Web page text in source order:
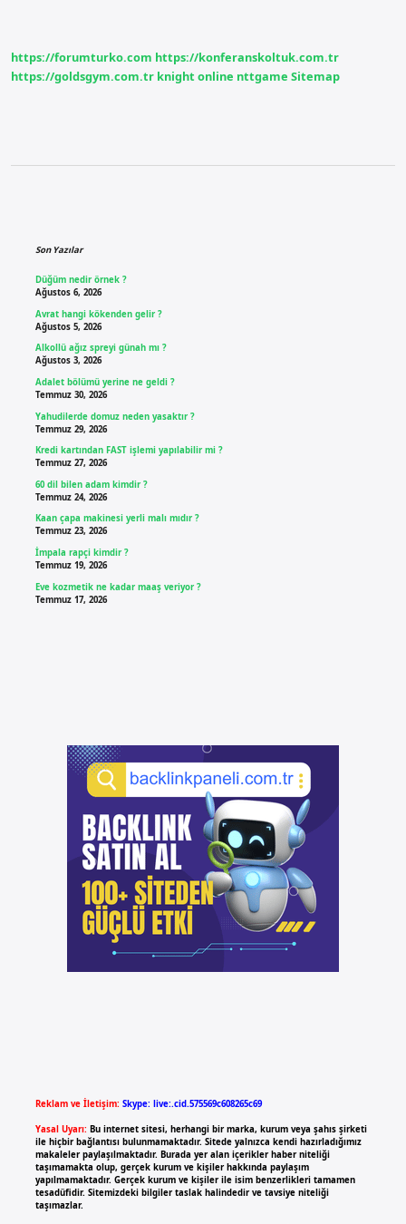
https://forumturko.com https://konferanskoltuk.com.tr
https://goldsgym.com.tr knight online nttgame Sitemap
Son Yazılar
Düğüm nedir örnek ?
Ağustos 6, 2026
Avrat hangi kökenden gelir ?
Ağustos 5, 2026
Alkollü ağız spreyi günah mı ?
Ağustos 3, 2026
Adalet bölümü yerine ne geldi ?
Temmuz 30, 2026
Yahudilerde domuz neden yasaktır ?
Temmuz 29, 2026
Kredi kartından FAST işlemi yapılabilir mi ?
Temmuz 27, 2026
60 dil bilen adam kimdir ?
Temmuz 24, 2026
Kaan çapa makinesi yerli malı mıdır ?
Temmuz 23, 2026
İmpala rapçi kimdir ?
Temmuz 19, 2026
Eve kozmetik ne kadar maaş veriyor ?
Temmuz 17, 2026
Reklam ve İletişim: Skype: live:.cid.575569c608265c69
Yasal Uyarı: Bu internet sitesi, herhangi bir marka, kurum veya şahıs şirketi
ile hiçbir bağlantısı bulunmamaktadır. Sitede yalnızca kendi hazırladığımız
makaleler paylaşılmaktadır. Burada yer alan içerikler haber niteliği
taşımamakta olup, gerçek kurum ve kişiler hakkında paylaşım
yapılmamaktadır. Gerçek kurum ve kişiler ile isim benzerlikleri tamamen
tesadüfidir. Sitemizdeki bilgiler taslak halindedir ve tavsiye niteliği
taşımazlar.